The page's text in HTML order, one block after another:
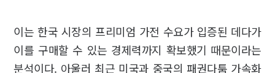
이는 한국 시장의 프리미엄 가전 수요가 입증된 데다가
이를 구매할 수 있는 경제력까지 확보했기 때문이라는
분석이다. 아울러 최근 미국과 중국의 패권다툼 가속화